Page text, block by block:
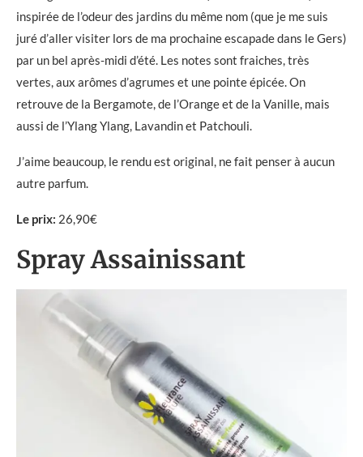
inspirée de l’odeur des jardins du même nom (que je me suis
juré d’aller visiter lors de ma prochaine escapade dans le Gers)
par un bel après-midi d’été. Les notes sont fraiches, très
vertes, aux arômes d’agrumes et une pointe épicée. On
retrouve de la Bergamote, de l’Orange et de la Vanille, mais
aussi de l’Ylang Ylang, Lavandin et Patchouli.
J’aime beaucoup, le rendu est original, ne fait penser à aucun
autre parfum.
Le prix: 26,90€
Spray Assainissant